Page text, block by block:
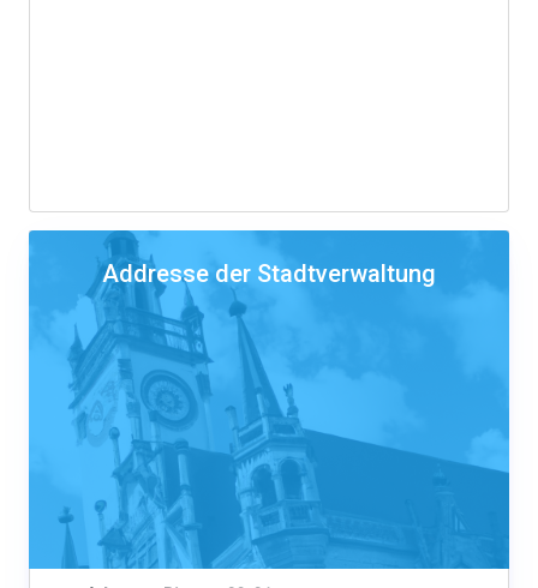
Addresse der Stadtverwaltung